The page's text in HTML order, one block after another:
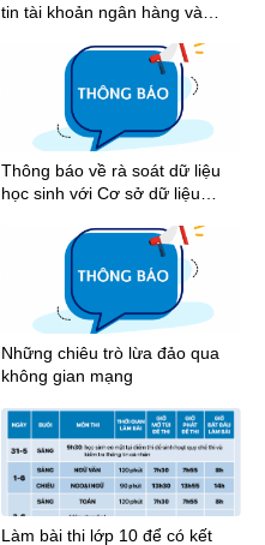
tin tài khoản ngân hàng và
khích học tập học kỳ I năm học
Thông báo về rà soát dữ liệu
học sinh với Cơ sở dữ liệu
Những chiêu trò lừa đảo qua
không gian mạng
Làm bài thi lớp 10 để có kết